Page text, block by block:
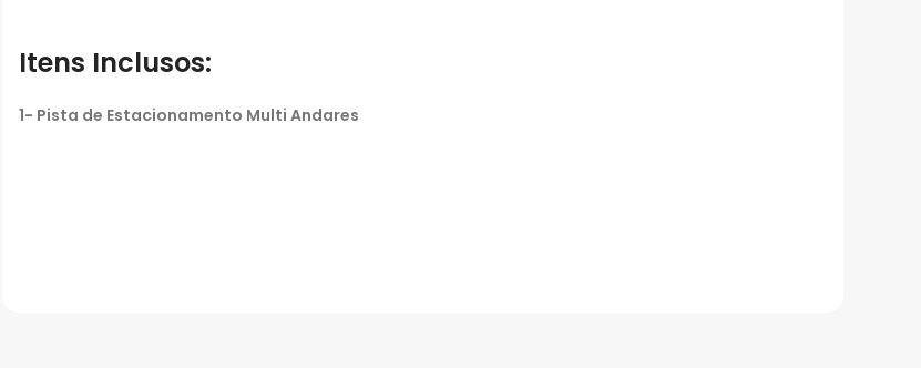
Itens Inclusos:
1- Pista de Estacionamento Multi Andares